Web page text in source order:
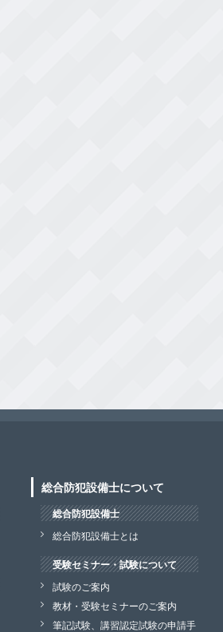
総合防犯設備士について
総合防犯設備士
総合防犯設備士とは
受験セミナー・試験について
試験のご案内
教材・受験セミナーのご案内
筆記試験、講習認定試験の申請手